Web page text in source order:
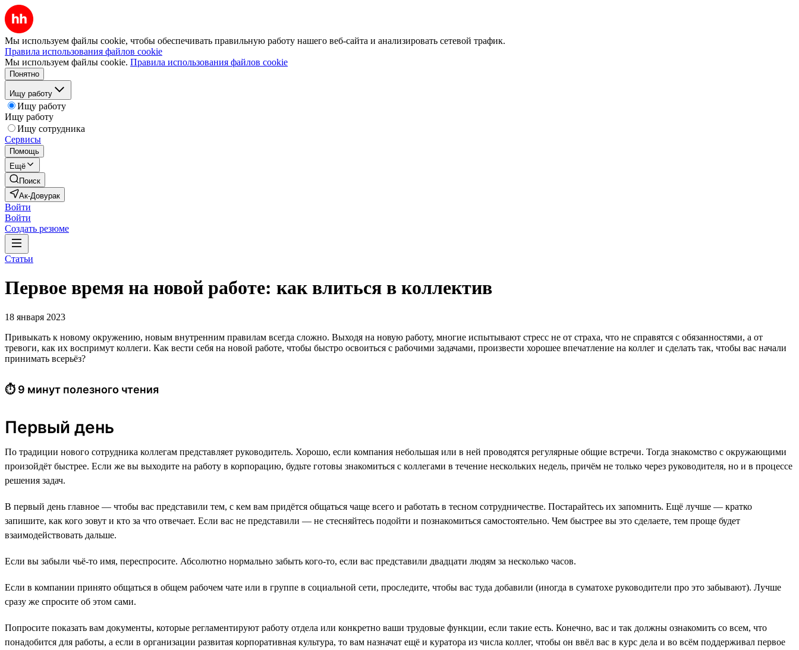
Мы используем файлы cookie, чтобы обеспечивать правильную работу нашего веб-сайта и анализировать сетевой трафик.
Правила использования файлов cookie
Мы используем файлы cookie. Правила использования файлов cookie
Понятно
Ищу работу
Ищу работу
Ищу работу
Ищу сотрудника
Сервисы
Помощь
Ещё
Поиск
Ак-Довурак
Войти
Войти
Создать резюме
Статьи
Первое время на новой работе: как влиться в коллектив
18 января 2023
Привыкать к новому окружению, новым внутренним правилам всегда сложно. Выходя на новую работу, многие испытывают стресс не от страха, что не справятся с обязанностями, а от
тревоги, как их воспримут коллеги. Как вести себя на новой работе, чтобы быстро освоиться с рабочими задачами, произвести хорошее впечатление на коллег и сделать так, чтобы вас начали
принимать всерьёз?
⏱ 9 минут полезного чтения
Первый день
По традиции нового сотрудника коллегам представляет руководитель. Хорошо, если компания небольшая или в ней проводятся регулярные общие встречи. Тогда знакомство с окружающими
произойдёт быстрее. Если же вы выходите на работу в корпорацию, будьте готовы знакомиться с коллегами в течение нескольких недель, причём не только через руководителя, но и в процессе
решения задач.
В первый день главное — чтобы вас представили тем, с кем вам придётся общаться чаще всего и работать в тесном сотрудничестве. Постарайтесь их запомнить. Ещё лучше — кратко
запишите, как кого зовут и кто за что отвечает. Если вас не представили — не стесняйтесь подойти и познакомиться самостоятельно. Чем быстрее вы это сделаете, тем проще будет
взаимодействовать дальше.
Если вы забыли чьё-то имя, переспросите. Абсолютно нормально забыть кого-то, если вас представили двадцати людям за несколько часов.
Если в компании принято общаться в общем рабочем чате или в группе в социальной сети, проследите, чтобы вас туда добавили (иногда в суматохе руководители про это забывают). Лучше
сразу же спросите об этом сами.
Попросите показать вам документы, которые регламентируют работу отдела или конкретно ваши трудовые функции, если такие есть. Конечно, вас и так должны ознакомить со всем, что
понадобится для работы, а если в организации развитая корпоративная культура, то вам назначат ещё и куратора из числа коллег, чтобы он ввёл вас в курс дела и во всём поддерживал первое